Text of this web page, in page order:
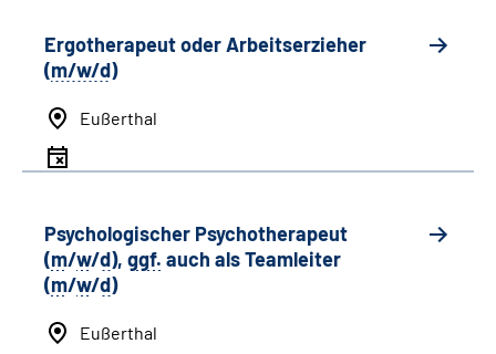
Ergotherapeut oder Arbeitserzieher
(m/w/d)
Eußerthal
Psychologischer Psychotherapeut
(m/w/d), ggf. auch alsTeamleiter
(m/w/d)
Eußerthal